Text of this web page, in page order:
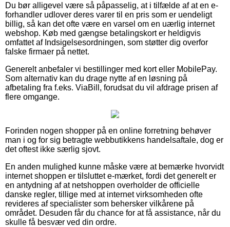
Du bør alligevel være så påpasselig, at i tilfælde af at en e-
forhandler udlover deres varer til en pris som er uendeligt
billig, så kan det ofte være en varsel om en uærlig internet
webshop. Køb med gængse betalingskort er heldigvis
omfattet af Indsigelsesordningen, som støtter dig overfor
falske firmaer på nettet.
Generelt anbefaler vi bestillinger med kort eller MobilePay.
Som alternativ kan du drage nytte af en løsning på
afbetaling fra f.eks. ViaBill, forudsat du vil afdrage prisen af
flere omgange.
Forinden nogen shopper på en online forretning behøver
man i og for sig betragte webbutikkens handelsaftale, dog er
det oftest ikke særlig sjovt.
En anden mulighed kunne måske være at bemærke hvorvidt
internet shoppen er tilsluttet e-mærket, fordi det generelt er
en antydning af at netshoppen overholder de officielle
danske regler, tillige med at internet virksomheden ofte
revideres af specialister som behersker vilkårene på
området. Desuden får du chance for at få assistance, når du
skulle få besvær ved din ordre.